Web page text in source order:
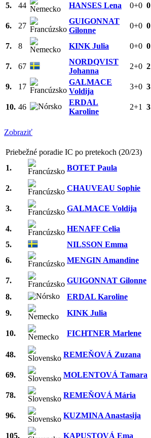
5. 44 HANSES Lena 0+0 0
6. 27
GUIGONNAT
Gilonne
0+0 0
7. 8 KINK Julia 0+0 0
7. 67
NORDQVIST
Johanna
2+0 2
9. 17
GALMACE
Voldija
3+0 3
10. 46
ERDAL
Karoline
2+1 3
Zobraziť
Priebežné poradie IC po pretekoch (20/23)
1.
BOTET Paula
2. CHAUVEAU Sophie
3. GALMACE Voldija
4. HENAFF Celia
5.
NILSSON Emma
6.
MENGIN Amandine
7. GUIGONNAT Gilonne
8.
ERDAL Karoline
9.
KINK Julia
10. FICHTNER Marlene
48. REMEŇOVÁ Zuzana
69. MOLENTOVÁ Tamara
78. REMEŇOVÁ Mária
96. KUZMINA Anastasija
105. KAPUSTOVÁ Ema